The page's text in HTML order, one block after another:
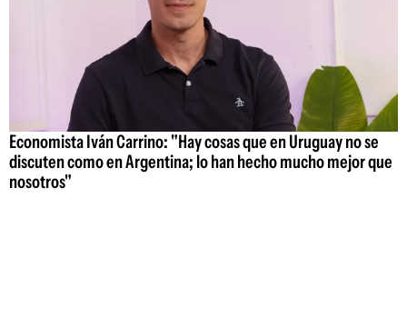
Economista Iván Carrino: "Hay cosas que en Uruguay no se
discuten como en Argentina; lo han hecho mucho mejor que
nosotros"